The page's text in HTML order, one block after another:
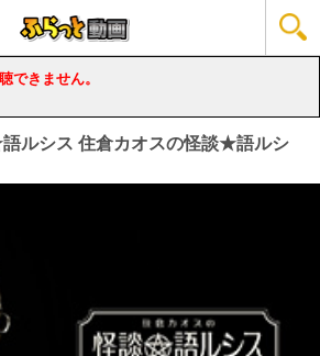
できません。
ルシス 住倉カオスの怪談★語ルシ